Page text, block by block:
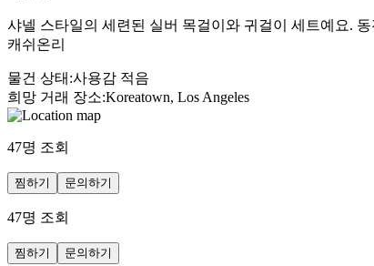
샤넬 스타일의 세련된 실버 목걸이와 귀걸이 세트예요.
캐쉬온리
물건 상태 :사용감 적음
희망 거래 장소:Koreatown, Los Angeles
47명 조회
찜하기 문의하기
47명 조회
찜하기 문의하기